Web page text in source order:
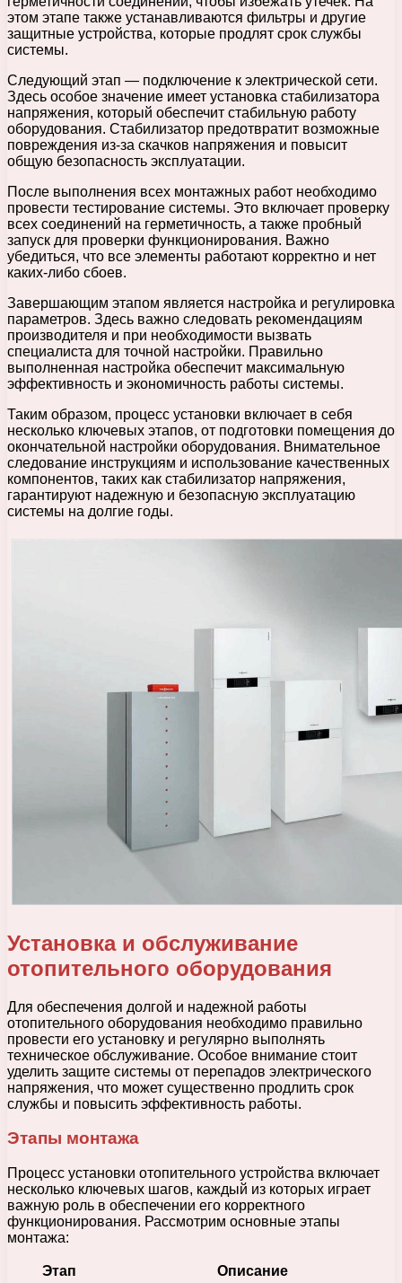
этом этапе также устанавливаются фильтры и другие
защитные устройства, которые продлят срок службы
системы.
Следующий этап — подключение к электрической сети.
Здесь особое значение имеет установка стабилизатора
напряжения, который обеспечит стабильную работу
оборудования. Стабилизатор предотвратит возможные
повреждения из-за скачков напряжения и повысит
общую безопасность эксплуатации.
После выполнения всех монтажных работ необходимо
провести тестирование системы. Это включает проверку
всех соединений на герметичность, а также пробный
запуск для проверки функционирования. Важно
убедиться, что все элементы работают корректно и нет
каких-либо сбоев.
Завершающим этапом является настройка и регулировка
параметров. Здесь важно следовать рекомендациям
производителя и при необходимости вызвать
специалиста для точной настройки. Правильно
выполненная настройка обеспечит максимальную
эффективность и экономичность работы системы.
Таким образом, процесс установки включает в себя
несколько ключевых этапов, от подготовки помещения до
окончательной настройки оборудования. Внимательное
следование инструкциям и использование качественных
компонентов, таких как стабилизатор напряжения,
гарантируют надежную и безопасную эксплуатацию
системы на долгие годы.
Установка и обслуживание
отопительного оборудования
Для обеспечения долгой и надежной работы
отопительного оборудования необходимо правильно
провести его установку и регулярно выполнять
техническое обслуживание. Особое внимание стоит
уделить защите системы от перепадов электрического
напряжения, что может существенно продлить срок
службы и повысить эффективность работы.
Этапы монтажа
Процесс установки отопительного устройства включает
несколько ключевых шагов, каждый из которых играет
важную роль в обеспечении его корректного
функционирования. Рассмотрим основные этапы
монтажа:
Этап
Описание